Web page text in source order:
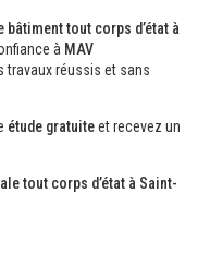
bâtiment tout corps d’état à
à MAV
travaux réussis et sans
étude gratuiteet recevez un
tout corps d’état à Saint-